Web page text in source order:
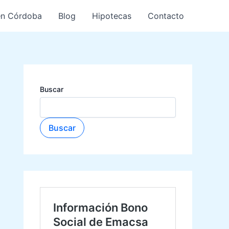
Córdoba Blog Hipotecas Contacto
Buscar
Buscar